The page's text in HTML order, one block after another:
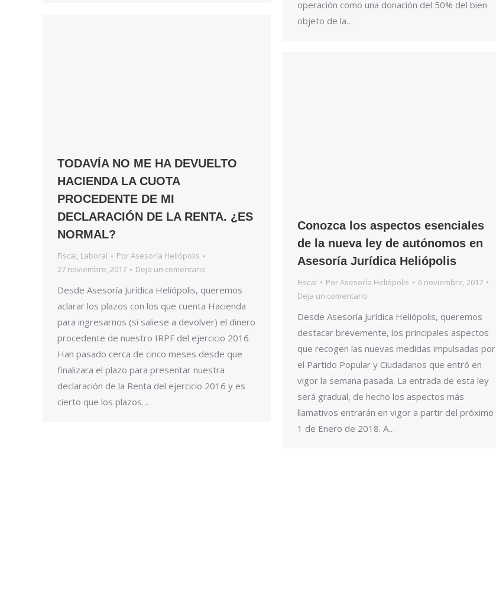
operación como una donación del 50% del bien
objeto de la…
TODAVÍA NO ME HA DEVUELTO
HACIENDA LA CUOTA
PROCEDENTE DE MI
DECLARACIÓN DE LA RENTA. ¿ES
NORMAL?
Fiscal, Laboral PorAsesoría Heliópolis
27 noviembre, 2017
Deja un comentario
Desde Asesoría Jurídica Heliópolis, queremos
aclarar los plazos con los que cuenta Hacienda
para ingresarnos (si saliese a devolver) el dinero
procedente de nuestro IRPF del ejercicio 2016.
Han pasado cerca de cinco meses desde que
finalizara el plazo para presentar nuestra
declaración de la Renta del ejercicio 2016 y es
cierto que los plazos…
Conozca los aspectos esenciales
de la nueva ley de autónomos en
Asesoría Jurídica Heliópolis
Fiscal PorAsesoría Heliópolis
6 noviembre, 2017
Deja un comentario
Desde Asesoría Jurídica Heliópolis, queremos
destacar brevemente, los principales aspectos
que recogen las nuevas medidas impulsadas por
el Partido Popular y Ciudadanos que entró en
vigor la semana pasada. La entrada de esta ley
será gradual, de hecho los aspectos más
llamativos entrarán en vigor a partir del próximo
1 de Enero de 2018. A…